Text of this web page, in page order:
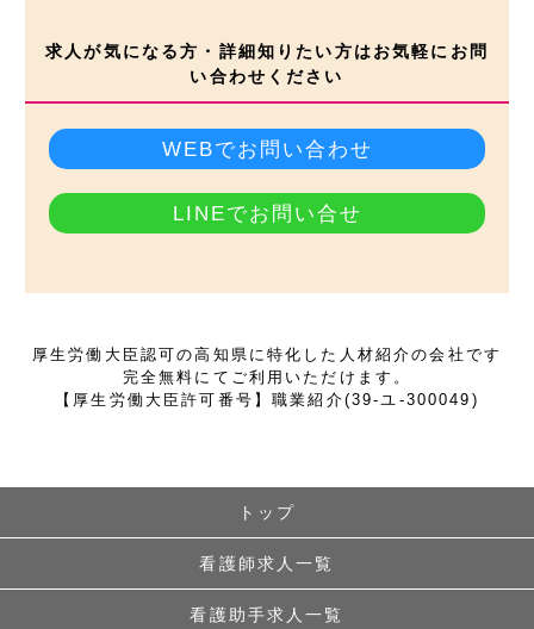
求人が気になる方・詳細知りたい方はお気軽にお問
い合わせください
WEBでお問い合わせ
LINEでお問い合せ
厚生労働大臣認可の高知県に特化した人材紹介の会社です
完全無料にてご利用いただけます。
【厚生労働大臣許可番号】職業紹介(39-ユ-300049)
トップ
看護師求人一覧
看護助手求人一覧